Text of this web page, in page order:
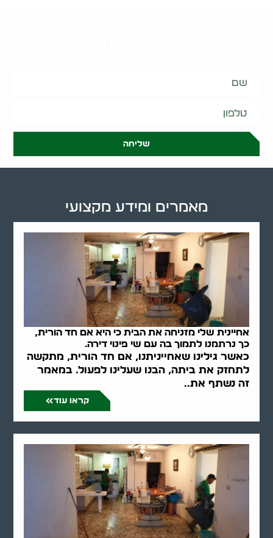
שליחה
אחיינית שלי מזניחה את הבית כי היא אם חד הורית,
כך נרתמנו לתמוך בה עם שי פינוי דירה.
כאשר גילינו שאחייניתנו, אם חד הורית, מתקשה
לתחזק את ביתה, הבנו שעלינו לפעול. במאמר
זה נשתף את..
קראו עוד
מאמרים ומידע מקצועי